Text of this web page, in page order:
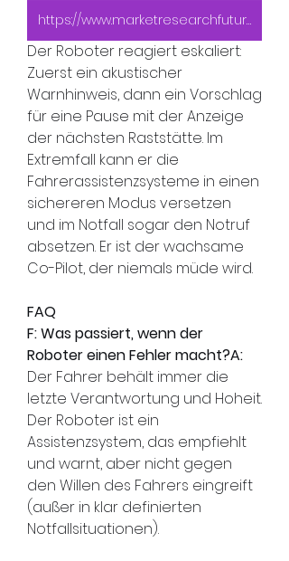
https://www.marketresearchfuture.com/reports/in-vehicle-ai-robot-market-11048
Der Roboter reagiert eskaliert:
Zuerst ein akustischer
Warnhinweis, dann ein Vorschlag
für eine Pause mit der Anzeige
der nächsten Raststätte. Im
Extremfall kann er die
Fahrerassistenzsysteme in einen
sichereren Modus versetzen
und im Notfall sogar den Notruf
absetzen. Er ist der wachsame
Co-Pilot, der niemals müde wird.
FAQ
F: Was passiert, wenn der
Roboter einen Fehler macht?A:
Der Fahrer behält immer die
letzte Verantwortung und Hoheit.
Der Roboter ist ein
Assistenzsystem, das empfiehlt
und warnt, aber nicht gegen
den Willen des Fahrers eingreift
(außer in klar definierten
Notfallsituationen).